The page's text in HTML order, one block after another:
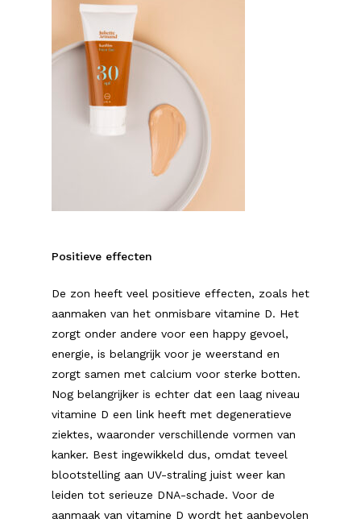
Positieve effecten
De zon heeft veel positieve effecten, zoals het
aanmaken van het onmisbare vitamine D. Het
zorgt onder andere voor een happy gevoel,
energie, is belangrijk voor je weerstand en
zorgt samen met calcium voor sterke botten.
Nog belangrijker is echter dat een laag niveau
vitamine D een link heeft met degeneratieve
ziektes, waaronder verschillende vormen van
kanker. Best ingewikkeld dus, omdat teveel
blootstelling aan UV-straling juist weer kan
leiden tot serieuze DNA-schade. Voor de
aanmaak van vitamine D wordt het aanbevolen